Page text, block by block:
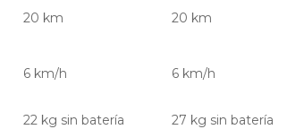
20 km 20 km
6 km/h 6 km/h
22 kg sin batería 27 kg sin batería